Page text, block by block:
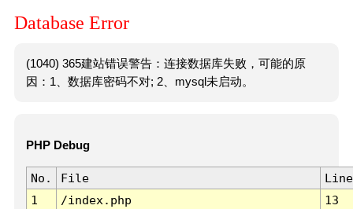
Database Error
(1040) 365建站错误警告：连接数据库失败，可能的原
因：1、数据库密码不对; 2、mysql未启动。
PHP Debug
No. File
Line
1
/index.php 13